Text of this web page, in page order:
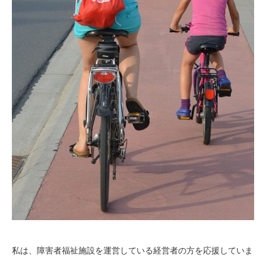
私は、障害者福祉施設を運営している経営者の方を応援していま